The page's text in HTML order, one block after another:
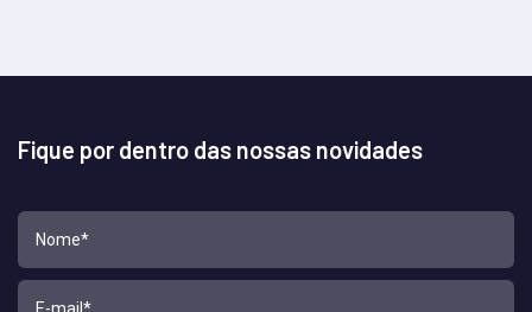
Fique por dentro das nossas novidades